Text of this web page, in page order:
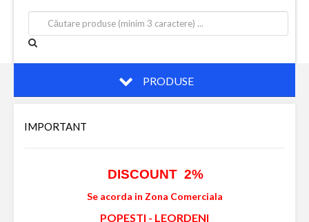
Servicii
Productie
Contact
PRODUSE
IMPORTANT
DISCOUNT 2%
Se acorda in Zona Comerciala
POPESTI - LEORDENI